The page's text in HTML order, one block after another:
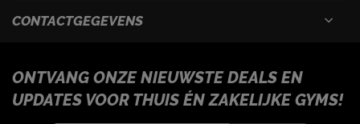
CONTACTGEGEVENS
ONTVANG ONZE NIEUWSTE DEALS EN
UPDATES VOOR THUIS ÉN ZAKELIJKE GYMS!